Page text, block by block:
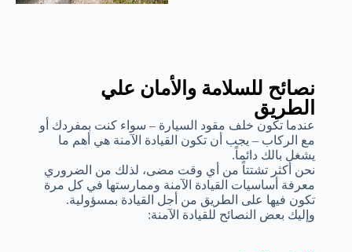
نصائح للسلامة والأمان علي
الطريق
عندما تكون خلف مقود السيارة – سواء كنت بمفردك أو
مع الركاب – يجب أن تكون القيادة الآمنة هي أهم ما
يشغل بالك دائماً.
نحن أكثر تشتتاً من أي وقت مضى، لذلك من الضروري
معرفة أساسيات القيادة الآمنة وممارستها في كل مرة
تكون فيها على الطريق من أجل القيادة بمسؤولية.
وإليك بعض النصائح للقيادة الآمنة: